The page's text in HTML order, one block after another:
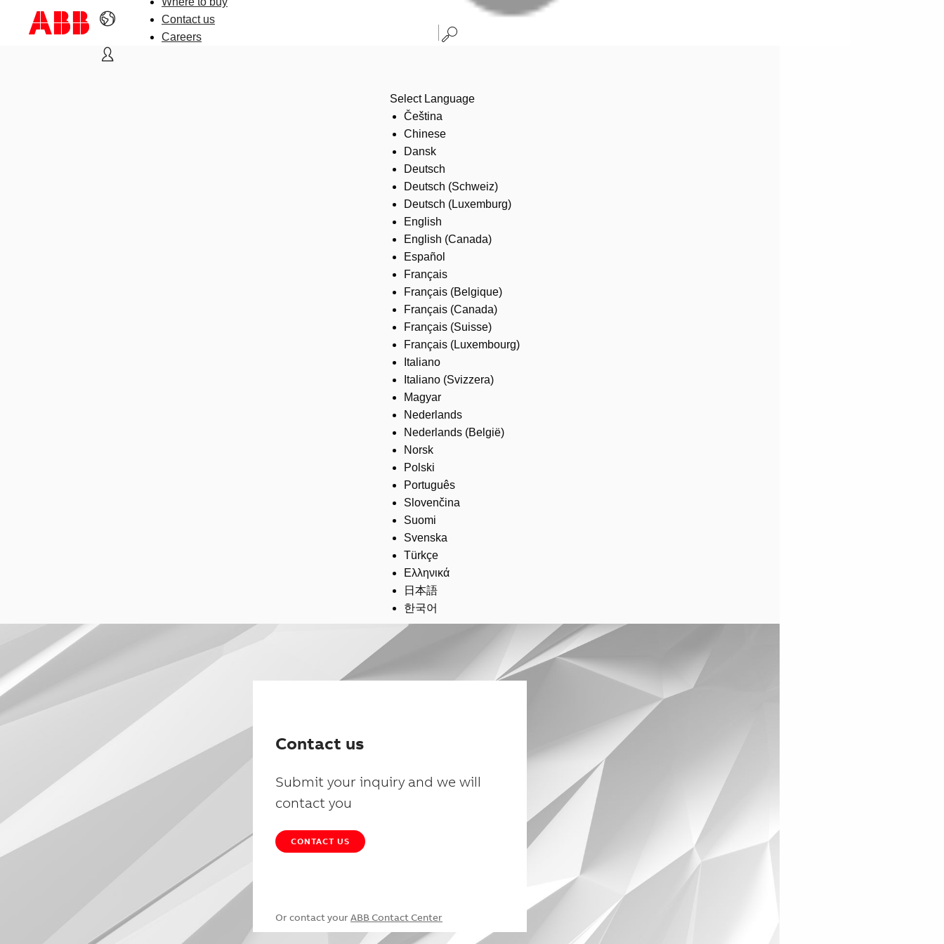
Contact us
Careers
Select Language
Čeština
Chinese
Dansk
Deutsch
Deutsch (Schweiz)
Deutsch (Luxemburg)
English
English (Canada)
Español
Français
Français (Belgique)
Français (Canada)
Français (Suisse)
Français (Luxembourg)
Italiano
Italiano (Svizzera)
Magyar
Nederlands
Nederlands (België)
Norsk
Polski
Português
Slovenčina
Suomi
Svenska
Türkçe
Ελληνικά
日本語
한국어
Contact us
Submit your inquiry and we will
contact you
CONTACT US
Or contact your ABB Contact Center